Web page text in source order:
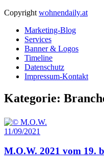
Copyright wohnendaily.at
Marketing-Blog
Services
Banner & Logos
Timeline
Datenschutz
Impressum-Kontakt
Kategorie:
11/09/2021
M.O.W. 2021 vom 19.